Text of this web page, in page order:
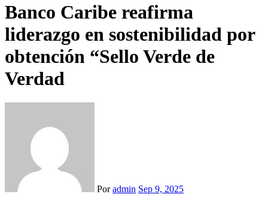
Banco Caribe reafirma
liderazgo en sostenibilidad por
obtención “Sello Verde de
Verdad
Poradmin Sep 9, 2025